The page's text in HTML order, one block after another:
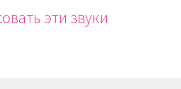
эти звуки